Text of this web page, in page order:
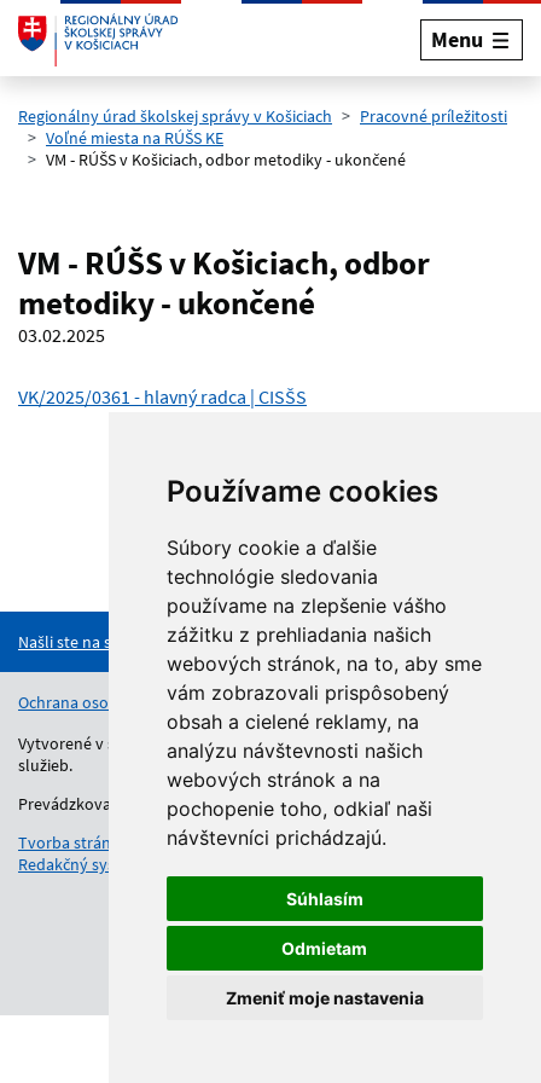
Používame cookies
Súbory cookie a ďalšie
technológie sledovania
používame na zlepšenie vášho
zážitku z prehliadania našich
webových stránok, na to, aby sme
vám zobrazovali prispôsobený
obsah a cielené reklamy, na
analýzu návštevnosti našich
webových stránok a na
pochopenie toho, odkiaľ naši
návštevníci prichádzajú.
Súhlasím
Odmietam
Zmeniť moje nastavenia
Preskočiť na hlavný obsah
Menu
Regionálny úrad školskej správy v Košiciach
Pracovné príležitosti
Voľné miesta na RÚŠS KE
VM - RÚŠS v Košiciach, odbor metodiky - ukončené
VM - RÚŠS v Košiciach, odbor
metodiky - ukončené
03.02.2025
VK/2025/0361 - hlavný radca | CISŠS
Našli ste na stránke chybu?
Ochrana osobných údajov Vyhlásenie o prístupnosti Kontakt
Vytvorené v súlade s Jednotným dizajn manuálom elektronických
služieb.
Prevádzkovateľom služby je Regionálny úrad školskej správy.
Tvorba stránok
: Aglo Solutions
Redakčný systém